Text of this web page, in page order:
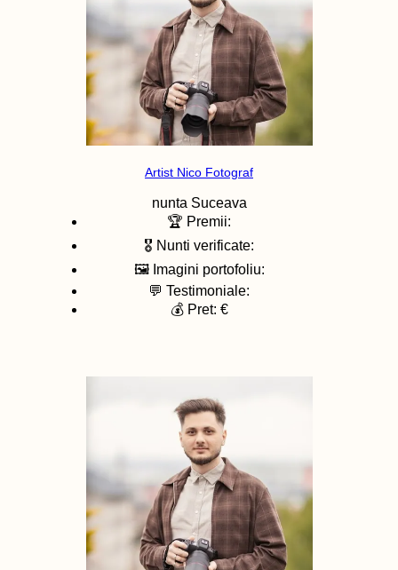
Artist Nico Fotograf
nunta Suceava
🏆 Premii:
🎖️ Nunti verificate:
🖼️ Imagini portofoliu:
💬 Testimoniale:
💰 Pret: €